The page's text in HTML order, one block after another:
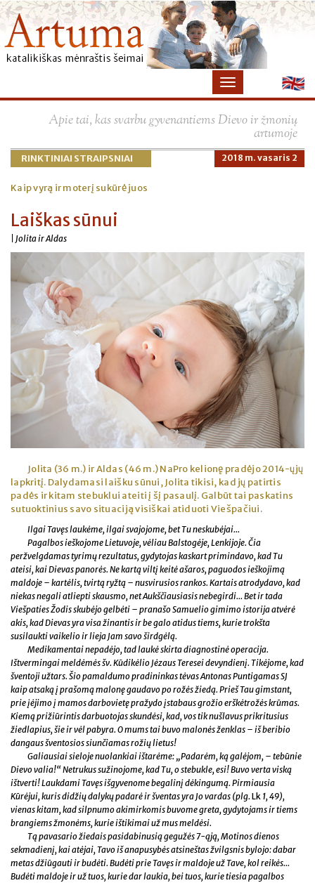
Apie tai, kas svarbu gyvenantiems Dievo ir žmonių
artumoje
RINKTINIAI STRAIPSNIAI 2018 m. vasaris 2
Kaip vyrą ir moterį sukūrė juos
Laiškas sūnui
| Jolita ir Aldas
Jolita (36 m.) ir Aldas (46 m.) NaPro kelionę pradėjo 2014-ųjų
lapkritį. Dalydamasi laišku sūnui, Jolita tikisi, kad jų patirtis
padės ir kitam stebuklui ateiti į šį pasaulį. Galbūt tai paskatins
sutuoktinius savo situaciją visiškai atiduoti Viešpačiui.
Ilgai Tavęs laukėme, ilgai svajojome, bet Tu neskubėjai...
Pagalbos ieškojome Lietuvoje, vėliau Balstogėje, Lenkijoje. Čia
peržvelgdamas tyrimų rezultatus, gydytojas kaskart primindavo, kad Tu
ateisi, kai Dievas panorės. Ne kartą viltį keitė ašaros, paguodos ieškojimą
maldoje – kartėlis, tvirtą ryžtą – nusvirusios rankos. Kartais atrodydavo, kad
niekas negali atliepti skausmo, net Aukščiausiasis nebegirdi... Bet ir tada
Viešpaties Žodis skubėjo gelbėti – pranašo Samuelio gimimo istorija atvėrė
akis, kad Dievas yra visa žinantis ir be galo atidus tiems, kurie trokšta
susilaukti vaikelio ir lieja Jam savo širdgėlą.
Medikamentai nepadėjo, tad laukė skirta diagnostinė operacija.
Ištvermingai meldėmės šv. Kūdikėlio Jėzaus Teresei devyndienį. Tikėjome, kad
šventoji užtars. Šio pamaldumo pradininkas tėvas Antonas Puntigamas SJ
kaip atsaką į prašomą malonę gaudavo po rožės žiedą. Prieš Tau gimstant,
prie įėjimo į mamos darbovietę pražydo įstabaus grožio erškėtrožės krūmas.
Kiemą prižiūrintis darbuotojas skundėsi, kad, vos tik nušlavus prikritusius
žiedlapius, šie ir vėl pabyra. O mums tai buvo malonės ženklas – iš beribio
dangaus šventosios siunčiamas rožių lietus!
Galiausiai sieloje nuolankiai ištarėme: „Padarėm, ką galėjom, – tebūnie
Dievo valia!“ Netrukus sužinojome, kad Tu, o stebukle, esi! Buvo verta viską
ištverti! Laukdami Tavęs išgyvenome begalinį dėkingumą. Pirmiausia
Kūrėjui, kuris didžių dalykų padarė ir šventas yra Jo vardas (plg. Lk 1, 49),
vienas kitam, kad silpnumo akimirkomis buvome greta, gydytojams ir tiems
brangiems žmonėms, kurie ištikimai už mus meldėsi.
Tą pavasario žiedais pasidabinusią gegužės 7-ąją, Motinos dienos
sekmadienį, kai atėjai, Tavo iš anapusybės atsineštas žvilgsnis bylojo: dabar
metas džiūgauti ir budėti. Budėti prie Tavęs ir maldoje už Tave, kol reikės...
Budėti maldoje ir už tuos, kurie dar laukia, bei tuos, kurie tiesia pagalbos
×